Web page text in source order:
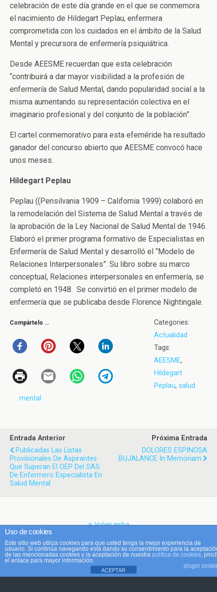
celebración de este día grande en el que se conmemora
el nacimiento de Hildegart Peplau, enfermera
comprometida con los cuidados en el ámbito de la Salud
Mental y precursora de enfermería psiquiátrica.
Desde AEESME recuerdan que esta celebración
“contribuirá a dar mayor visibilidad a la profesión de
enfermería de Salud Mental, dando popularidad social a la
misma aumentando su representación colectiva en el
imaginario profesional y del conjunto de la población”.
El cartel conmemorativo para esta efeméride ha resultado
ganador del concurso abierto que AEESME convocó hace
unos meses.
Hildegart Peplau
Peplau ((Pensilvania 1909 – California 1999) colaboró en
la remodelación del Sistema de Salud Mental a través de
la aprobación de la Ley Nacional de Salud Mental de 1946.
Elaboró el primer programa formativo de Especialistas en
Enfermería de Salud Mental y desarrolló el “Modelo de
Relaciones Interpersonales”. Su libro sobre su marco
conceptual, Relaciones interpersonales en enfermería, se
completó en 1948. Se convirtió en el primer modelo de
enfermería que se publicaba desde Florence Nightingale.
Compártelo …
Categories:
Actualidad
Tags:
AEESME,
Hildegart
Peplau, salud
mental
Entrada Anterior
Publicadas Las Listas
Provisionales De Aspirantes
Que Superan El OEP Del SAS
De Enfermero Especialista En
Salud Mental
Próxima Entrada
DOLORES ESPINOSA
BUJALANCE In Memoriam
Volver arriba
Móvil Escritorio
Uso de cookies
Este sitio web utiliza cookies para que usted tenga la mejor experiencia de
usuario. Si continúa navegando está dando su consentimiento para la
de las mencionadas cookies y la aceptación de nuestra política de cookies,
el enlace para mayor información.
plugin
ACEPTAR